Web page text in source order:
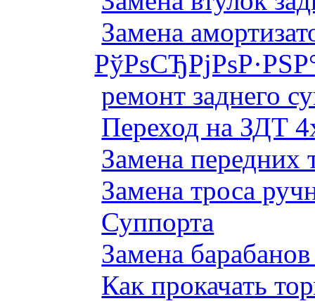
Замена
ремонт заднего
Переход на ЗДТ
Замена передних
Замена троса
Суппорта
Замена
Как прокачать